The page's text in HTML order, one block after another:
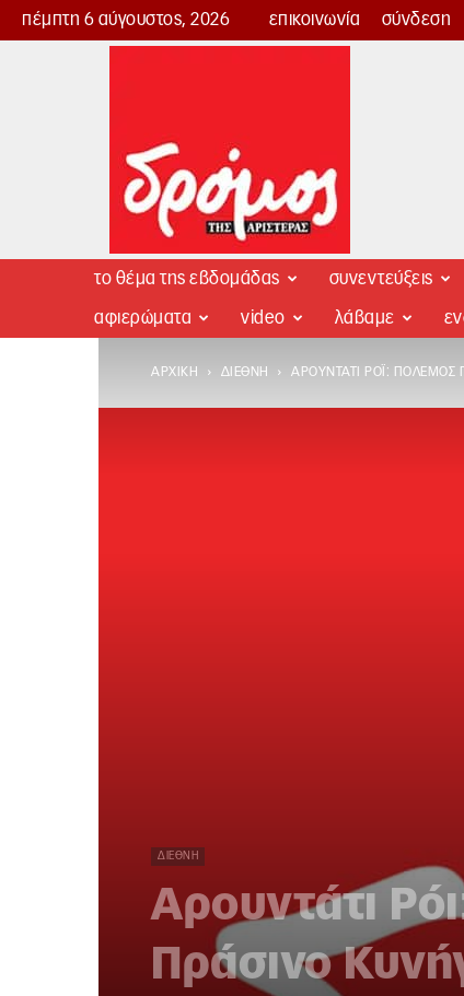
πέμπτη 6 αύγουστος, 2026 επικοινωνία σύνδεση
Δρόμος
το θέμα της εβδομάδας συνεντεύξεις
αφιερώματα video λάβαμε
ΑΡΧΙΚΉ ΔΙΕΘΝΉ ΑΡΟΥΝΤΆΤΙ ΡΌΙ: ΠΌΛΕΜΟΣ
ΔΙΕΘΝΉ
Αρουντάτι
Πράσινο